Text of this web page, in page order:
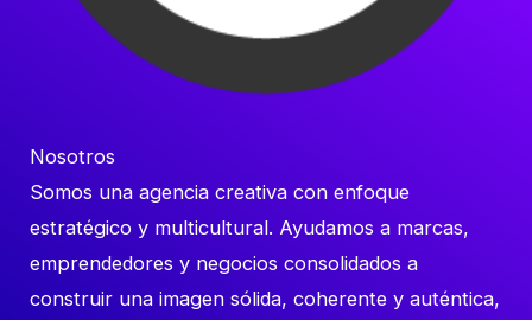
Nosotros
Somos una agencia creativa con enfoque
estratégico y multicultural. Ayudamos a marcas,
emprendedores y negocios consolidados a
construir una imagen sólida, coherente y auténtica,